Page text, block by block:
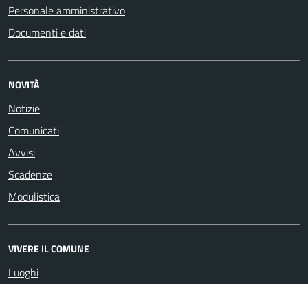
Personale amministrativo
Documenti e dati
NOVITÀ
Notizie
Comunicati
Avvisi
Scadenze
Modulistica
VIVERE IL COMUNE
Luoghi